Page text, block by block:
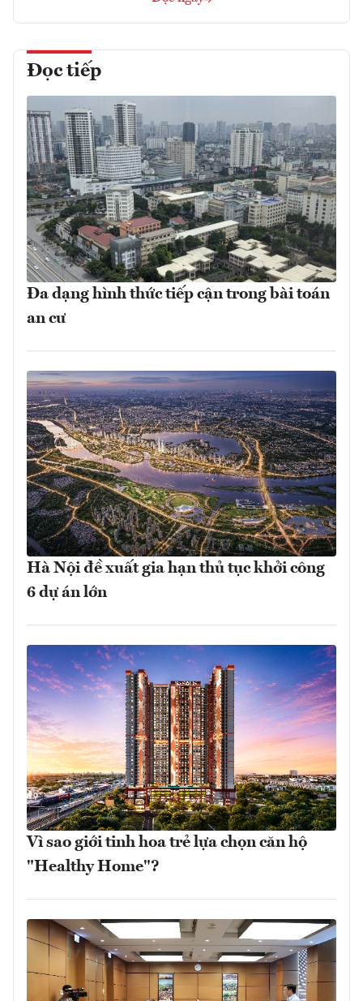
Đọc tiếp
Đa dạng hình thức tiếp cận trong bài toán
an cư
Hà Nội đề xuất gia hạn thủ tục khởi công
6 dự án lớn
Vì sao giới tinh hoa trẻ lựa chọn căn hộ
"Healthy Home"?